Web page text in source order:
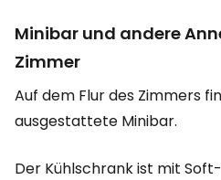
Minibar und andere
Zimmer
Auf dem Flur des Zimmers
ausgestattete Minibar.
Der Kühlschrank ist mit